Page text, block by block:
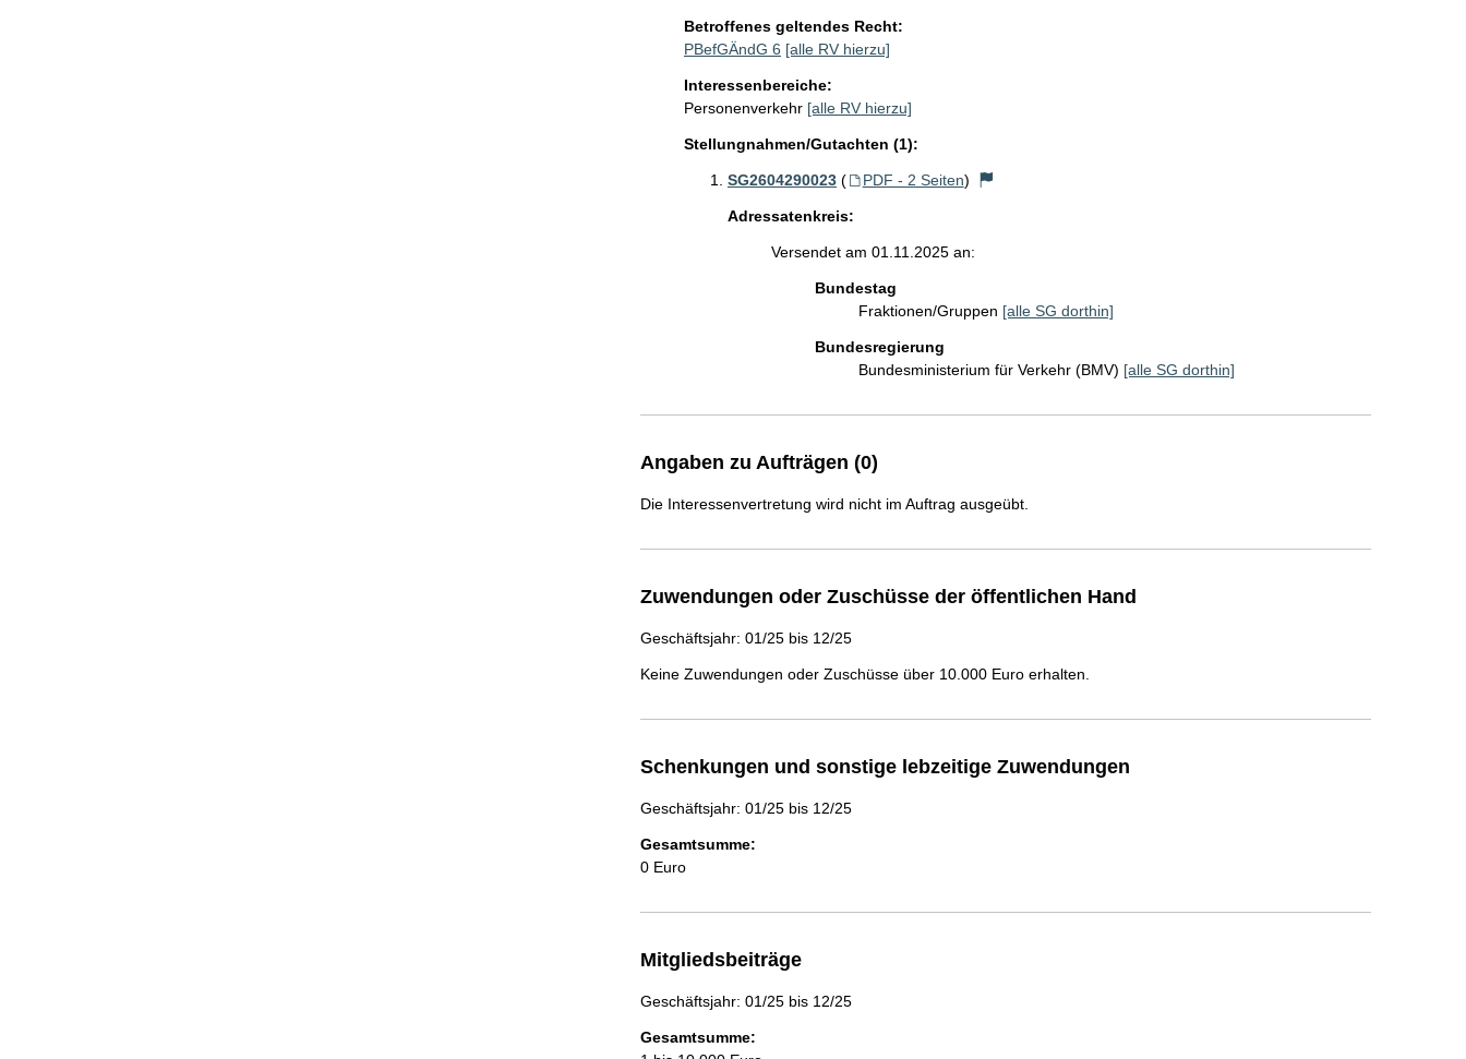
Betroffenes geltendes Recht:
PBefGÄndG 6 [alle RV hierzu]
Interessenbereiche:
Personenverkehr [alle RV hierzu]
Stellungnahmen/Gutachten (1):
SG2604290023 ( PDF - 2 Seiten)
Adressatenkreis:
Versendet am 01.11.2025 an:
Bundestag
Fraktionen/Gruppen [alle SG dorthin]
Bundesregierung
Bundesministerium für Verkehr (BMV) [alle SG dorthin]
Angaben zu Aufträgen (0)
Die Interessenvertretung wird nicht im Auftrag ausgeübt.
Zuwendungen oder Zuschüsse der öffentlichen Hand
Geschäftsjahr: 01/25 bis 12/25
Keine Zuwendungen oder Zuschüsse über 10.000 Euro erhalten.
Schenkungen und sonstige lebzeitige Zuwendungen
Geschäftsjahr: 01/25 bis 12/25
Gesamtsumme:
0 Euro
Mitgliedsbeiträge
Geschäftsjahr: 01/25 bis 12/25
Gesamtsumme: